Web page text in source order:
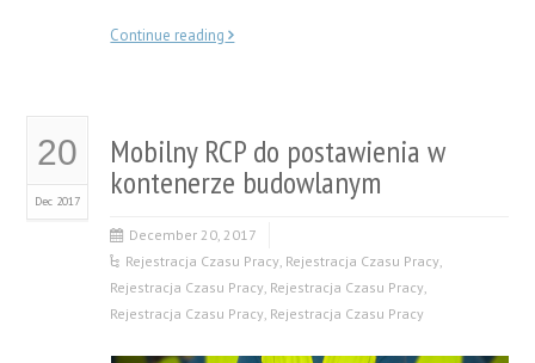
Continue reading
20
Dec 2017
Mobilny RCP do postawienia w
kontenerze budowlanym
December 20, 2017
Rejestracja Czasu Pracy, Rejestracja Czasu Pracy,
Rejestracja Czasu Pracy, Rejestracja Czasu Pracy,
Rejestracja Czasu Pracy, Rejestracja Czasu Pracy